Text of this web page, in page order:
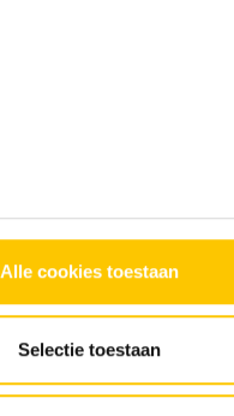
Alle cookies toestaan
Selectie toestaan